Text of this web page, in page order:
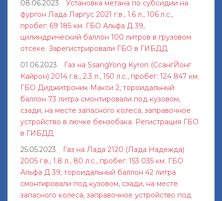
08.06.2023
Установка метана по субсидии на
фургон Лада Ларгус 2021 г.в., 1.6 л., 106 л.с.,
пробег: 69 185 км. ГБО Альфа Д 39,
цилиндрический баллон 100 литров в грузовом
отсеке. Зарегистрировали ГБО в ГИБДД
01.06.2023
Газ на SsangYong Kyron (СсангЙонг
Кайрон) 2014 г.в., 2.3 л., 150 л.с., пробег: 124 847 км.
ГБО Диджитроник Макси 2, тороидальный
баллон 73 литра смонтировали под кузовом,
сзади, на месте запасного колеса, заправочное
устройство в лючке бензобака. Регистрация ГБО
в ГИБДД
25.05.2023
Газ на Лада 2120 (Лада Надежда)
2005 г.в., 1.8 л., 80 л.с., пробег: 153 035 км. ГБО
Альфа Д 39, тороидальный баллон 42 литра
смонтировали под кузовом, сзади, на месте
запасного колеса, заправочное устройство под